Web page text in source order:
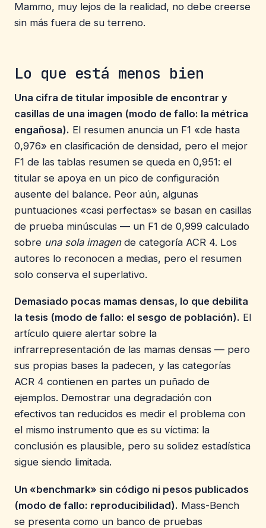
Mammo, muy lejos de la realidad, no debe creerse
sin más fuera de su terreno.
Lo que está menos bien
Una cifra de titular imposible de encontrar y
casillas de una imagen (modo de fallo: la métrica
engañosa). El resumen anuncia un F1 «de hasta
0,976» en clasificación de densidad, pero el mejor
F1 de las tablas resumen se queda en 0,951: el
titular se apoya en un pico de configuración
ausente del balance. Peor aún, algunas
puntuaciones «casi perfectas» se basan en casillas
de prueba minúsculas — un F1 de 0,999 calculado
sobre una sola imagende categoría ACR 4. Los
autores lo reconocen a medias, pero el resumen
solo conserva el superlativo.
Demasiado pocas mamas densas, lo que debilita
la tesis (modo de fallo: el sesgo de población). El
artículo quiere alertar sobre la
infrarrepresentación de las mamas densas — pero
sus propias bases la padecen, y las categorías
ACR 4 contienen en partes un puñado de
ejemplos. Demostrar una degradación con
efectivos tan reducidos es medir el problema con
el mismo instrumento que es su víctima: la
conclusión es plausible, pero su solidez estadística
sigue siendo limitada.
Un «benchmark» sin código ni pesos publicados
(modo de fallo: reproducibilidad). Mass-Bench
se presenta como un banco de pruebas